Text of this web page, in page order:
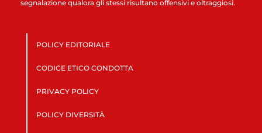
segnalazione qualora gli stessi risultano offensivi e oltraggiosi.
POLICY EDITORIALE
CODICE ETICO CONDOTTA
PRIVACY POLICY
POLICY DIVERSITÀ